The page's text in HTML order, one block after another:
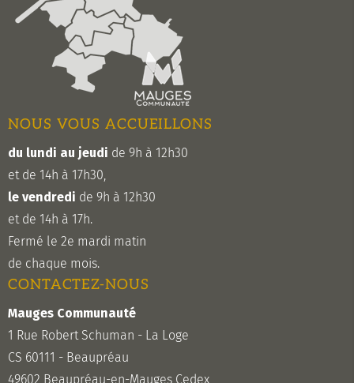
NOUS VOUS ACCUEILLONS
du lundi au jeudi de 9h à 12h30
et de 14h à 17h30,
le vendredi de 9h à 12h30
et de 14h à 17h.
Fermé le 2e mardi matin
de chaque mois.
CONTACTEZ-NOUS
Mauges Communauté
1 Rue Robert Schuman - La Loge
CS 60111 - Beaupréau
49602 Beaupréau-en-Mauges Cedex